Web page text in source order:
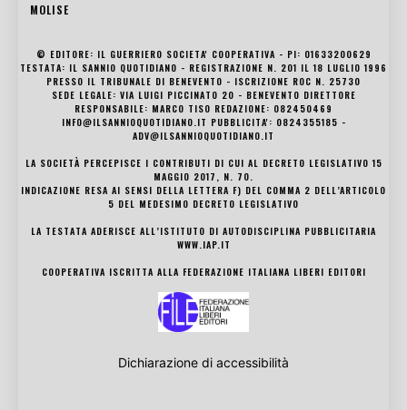
MOLISE
© EDITORE: IL GUERRIERO SOCIETA' COOPERATIVA - PI: 01633200629
TESTATA: IL SANNIO QUOTIDIANO - REGISTRAZIONE N. 201 IL 18 LUGLIO 1996
PRESSO IL TRIBUNALE DI BENEVENTO - ISCRIZIONE ROC N. 25730
SEDE LEGALE: VIA LUIGI PICCINATO 20 - BENEVENTO DIRETTORE
RESPONSABILE: MARCO TISO REDAZIONE: 082450469
INFO@ILSANNIOQUOTIDIANO.IT PUBBLICITA': 0824355185 -
ADV@ILSANNIOQUOTIDIANO.IT
LA SOCIETÀ PERCEPISCE I CONTRIBUTI DI CUI AL DECRETO LEGISLATIVO 15
MAGGIO 2017, N. 70.
INDICAZIONE RESA AI SENSI DELLA LETTERA F) DEL COMMA 2 DELL’ARTICOLO
5 DEL MEDESIMO DECRETO LEGISLATIVO
LA TESTATA ADERISCE ALL’ISTITUTO DI AUTODISCIPLINA PUBBLICITARIA
WWW.IAP.IT
COOPERATIVA ISCRITTA ALLA FEDERAZIONE ITALIANA LIBERI EDITORI
Dichiarazione di accessibilità